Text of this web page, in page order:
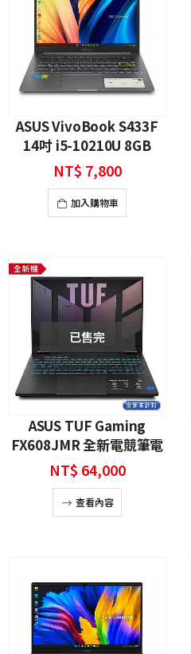
ASUS VivoBook S433F
14吋 i5-10210U 8GB
256GB SSD MX250
Win11 二手筆電
NT$ 7,800
加入購物車
已售完
ASUS TUF Gaming
FX608JMR 全新電競筆電
Core i7 RTX 5060 AI 繪圖
創作 遊戲
NT$ 64,000
查看內容